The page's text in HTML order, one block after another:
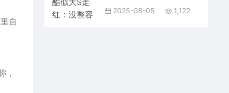
自
，
2025-08-05 1,122